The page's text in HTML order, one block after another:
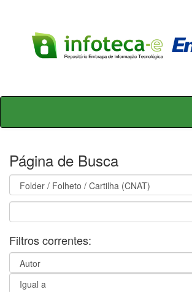
Skip
Página de Busca
Filtros correntes: